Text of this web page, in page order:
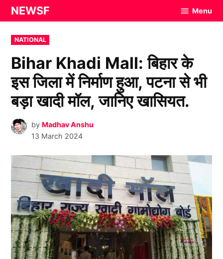
Skip
to
content
NEWSF Menu
POSTED
IN
NATIONAL
Bihar Khadi Mall: बिहार के
इस जिला में निर्माण हुआ, पटना से भी
बड़ा खादी मॉल, जानिए खासियत.
by Madhav Anshu
13 March 2024